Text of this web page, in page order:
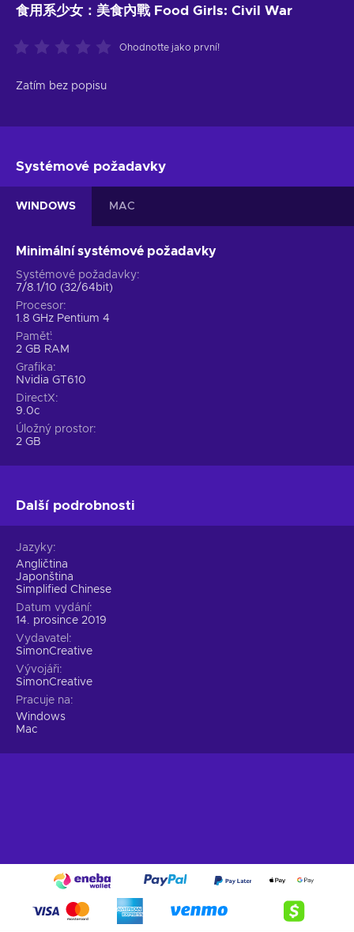
食用系少女：美食內戰 Food Girls: Civil War
Ohodnoťte jako první!
Zatím bez popisu
Systémové požadavky
WINDOWS MAC
Minimální systémové požadavky
Systémové požadavky
7/8.1/10 (32/64bit)
Procesor
1.8 GHz Pentium 4
Paměť
2 GB RAM
Grafika
Nvidia GT610
DirectX
9.0c
Úložný prostor
2 GB
Další podrobnosti
Jazyky
Angličtina
Japonština
Simplified Chinese
Datum vydání
14. prosince 2019
Vydavatel
SimonCreative
Vývojáři
SimonCreative
Pracuje na
Windows
Mac